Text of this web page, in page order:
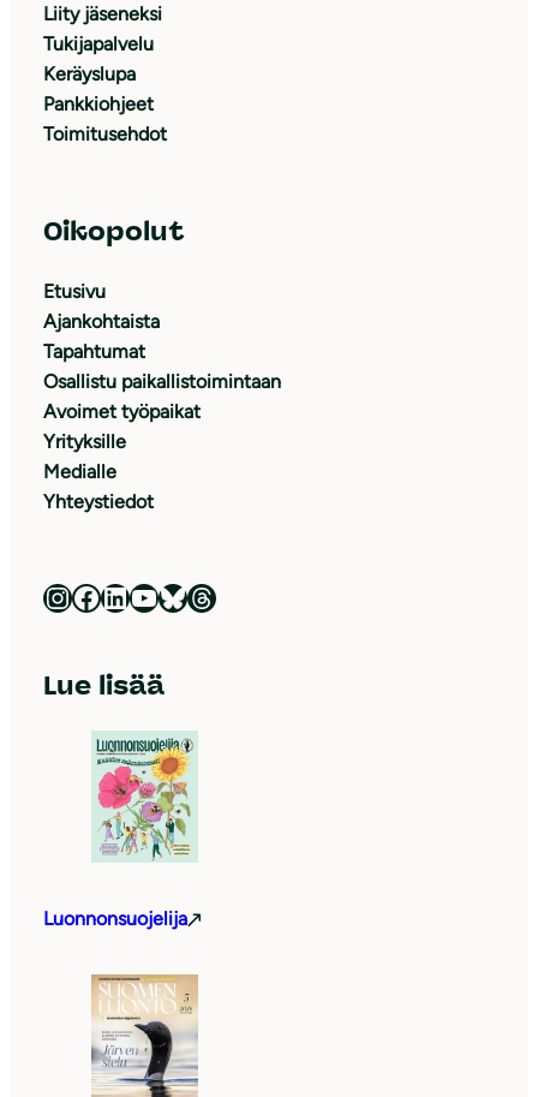
Liity jäseneksi
Tukijapalvelu
Keräyslupa
Pankkiohjeet
Toimitusehdot
Oikopolut
Etusivu
Ajankohtaista
Tapahtumat
Osallistu paikallistoimintaan
Avoimet työpaikat
Yrityksille
Medialle
Yhteystiedot
Luonnonsuojeluliitto Instagramissa Luonnonsuojeluliitto Facebookissa Luonnonsuojeluliitto LinkedInissä Luonnonsuojeluliiton YouTube-kanava Luonnonsuojeluliitto Blueskyssa Luonnonsuojeluliitto Threadsissa
Lue lisää
Luonnonsuojelija